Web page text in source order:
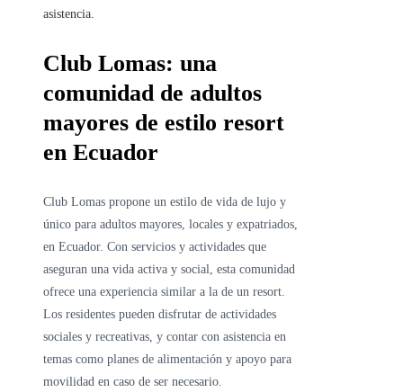
asistencia.
Club Lomas: una
comunidad de adultos
mayores de estilo resort
en Ecuador
Club Lomas propone un estilo de vida de lujo y
único para adultos mayores, locales y expatriados,
en Ecuador. Con servicios y actividades que
aseguran una vida activa y social, esta comunidad
ofrece una experiencia similar a la de un resort.
Los residentes pueden disfrutar de actividades
sociales y recreativas, y contar con asistencia en
temas como planes de alimentación y apoyo para
movilidad en caso de ser necesario.